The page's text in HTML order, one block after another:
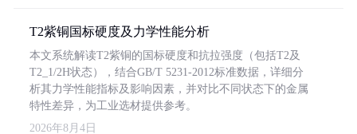
T2紫铜国标硬度及力学性能分析
本文系统解读T2紫铜的国标硬度和抗拉强度（包括T2及
T2_1/2H状态），结合GB/T 5231-2012标准数据，详细分
析其力学性能指标及影响因素，并对比不同状态下的金属
特性差异，为工业选材提供参考。
2026年8月4日